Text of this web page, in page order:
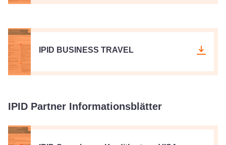
IPID BUSINESS TRAVEL
IPID Partner Informationsblätter